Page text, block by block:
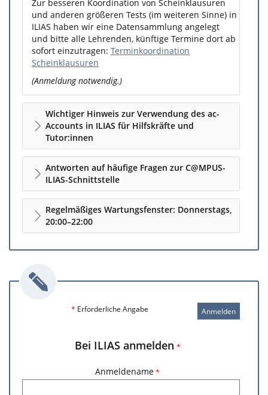
Zur besseren Koordination von Scheinklausuren
und anderen größeren Tests (im weiteren Sinne) in
ILIAS haben wir eine Datensammlung angelegt
und bitte alle Lehrenden, künftige Termine dort ab
sofort einzutragen: Terminkoordination
Scheinklausuren
(Anmeldung notwendig.)
Wichtiger Hinweis zur Verwendung des ac-
Accounts in ILIAS für Hilfskräfte und
Tutor:innen
Antworten auf häufige Fragen zur C@MPUS-
ILIAS-Schnittstelle
Regelmäßiges Wartungsfenster: Donnerstags,
20:00–22:00
Anmelden
* Erforderliche Angabe
Bei ILIAS anmelden *
Anmeldename*